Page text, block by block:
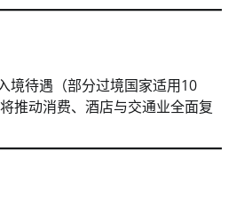
境待遇（部分过境国家适用10
推动消费、酒店与交通业全面复